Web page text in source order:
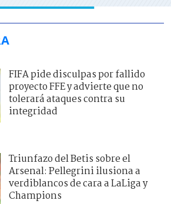
FIFA pide disculpas por fallido
proyecto FFE y advierte que no
tolerará ataques contra su
integridad
Triunfazo del Betis sobre el
Arsenal: Pellegrini ilusiona a
verdiblancos de cara a LaLiga y
Champions